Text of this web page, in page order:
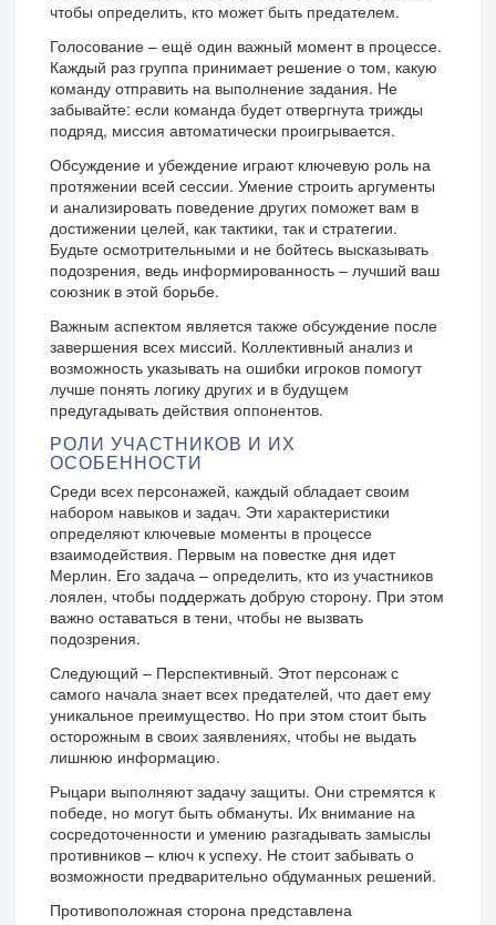
чтобы определить, кто может быть предателем.
Голосование – ещё один важный момент в процессе.
Каждый раз группа принимает решение о том, какую
команду отправить на выполнение задания. Не
забывайте: если команда будет отвергнута трижды
подряд, миссия автоматически проигрывается.
Обсуждение и убеждение играют ключевую роль на
протяжении всей сессии. Умение строить аргументы
и анализировать поведение других поможет вам в
достижении целей, как тактики, так и стратегии.
Будьте осмотрительными и не бойтесь высказывать
подозрения, ведь информированность – лучший ваш
союзник в этой борьбе.
Важным аспектом является также обсуждение после
завершения всех миссий. Коллективный анализ и
возможность указывать на ошибки игроков помогут
лучше понять логику других и в будущем
предугадывать действия оппонентов.
РОЛИ УЧАСТНИКОВ И ИХ
ОСОБЕННОСТИ
Среди всех персонажей, каждый обладает своим
набором навыков и задач. Эти характеристики
определяют ключевые моменты в процессе
взаимодействия. Первым на повестке дня идет
Мерлин. Его задача – определить, кто из участников
лоялен, чтобы поддержать добрую сторону. При этом
важно оставаться в тени, чтобы не вызвать
подозрения.
Следующий – Перспективный. Этот персонаж с
самого начала знает всех предателей, что дает ему
уникальное преимущество. Но при этом стоит быть
осторожным в своих заявлениях, чтобы не выдать
лишнюю информацию.
Рыцари выполняют задачу защиты. Они стремятся к
победе, но могут быть обмануты. Их внимание на
сосредоточенности и умению разгадывать замыслы
противников – ключ к успеху. Не стоит забывать о
возможности предварительно обдуманных решений.
Противоположная сторона представлена